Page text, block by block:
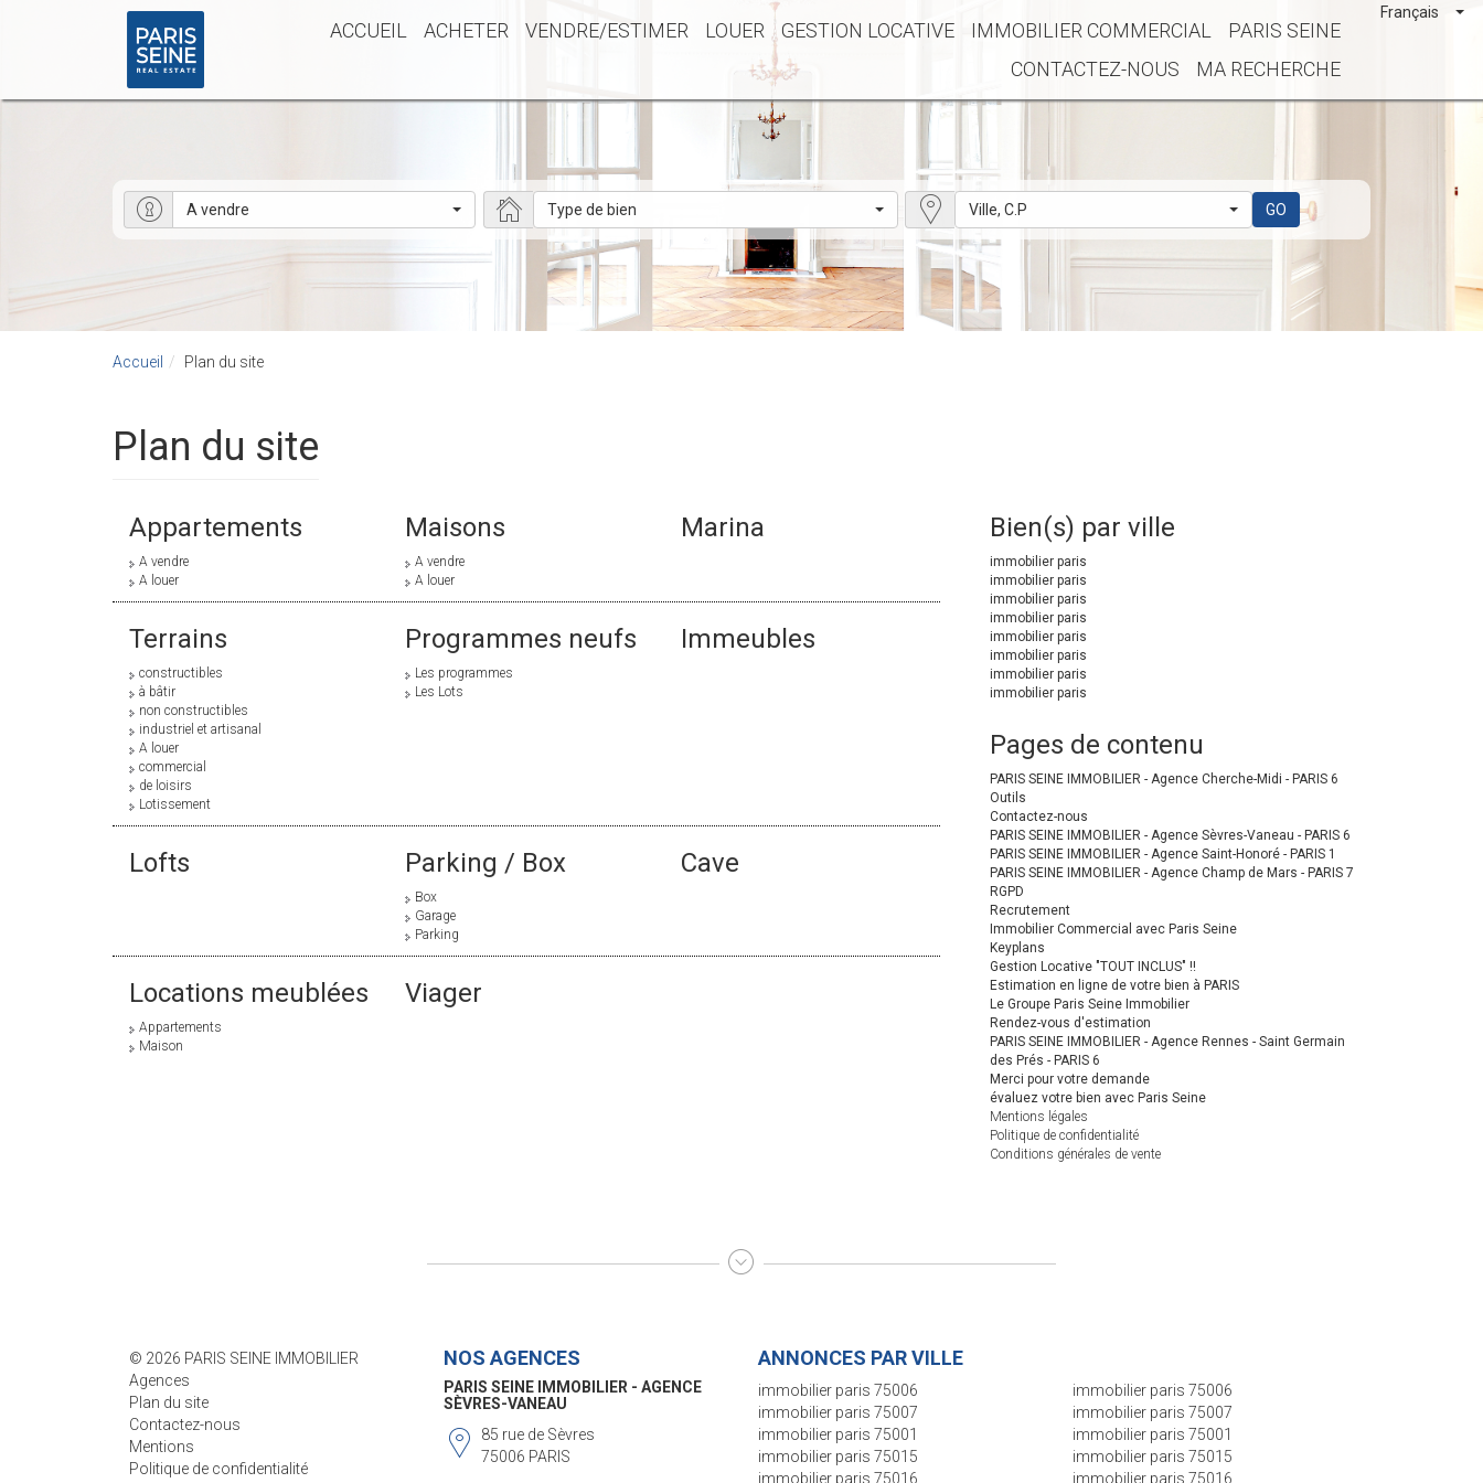
ACCUEIL ACHETER VENDRE/ESTIMER LOUER GESTION LOCATIVE IMMOBILIER COMMERCIAL
PARIS SEINE
CONTACTEZ-NOUS
MA RECHERCHE
Français
A vendre Type de bien Ville, C.P GO
Accueil Plan du site
Plan du site
Appartements
A vendre
A louer
Maisons
A vendre
A louer
Marina
Terrains
constructibles
à bâtir
non constructibles
industriel et artisanal
A louer
commercial
de loisirs
Lotissement
Programmes neufs
Les programmes
Les Lots
Immeubles
Lofts Parking / Box
Box
Garage
Parking
Cave
Locations meublées
Appartements
Maison
Viager
Bien(s) par ville
immobilier paris
immobilier paris
immobilier paris
immobilier paris
immobilier paris
immobilier paris
immobilier paris
immobilier paris
Pages de contenu
PARIS SEINE IMMOBILIER - Agence Cherche-Midi - PARIS 6
Outils
Contactez-nous
PARIS SEINE IMMOBILIER - Agence Sèvres-Vaneau - PARIS 6
PARIS SEINE IMMOBILIER - Agence Saint-Honoré - PARIS 1
PARIS SEINE IMMOBILIER - Agence Champ de Mars - PARIS 7
RGPD
Recrutement
Immobilier Commercial avec Paris Seine
Keyplans
Gestion Locative "TOUT INCLUS" !!
Estimation en ligne de votre bien à PARIS
Le Groupe Paris Seine Immobilier
Rendez-vous d'estimation
PARIS SEINE IMMOBILIER - Agence Rennes - Saint Germain
des Prés - PARIS 6
Merci pour votre demande
évaluez votre bien avec Paris Seine
Mentions légales
Politique de confidentialité
Conditions générales de vente
© 2026 PARIS SEINE IMMOBILIER
Agences
Plan du site
Contactez-nous
Mentions
Politique de confidentialité
NOS AGENCES
PARIS SEINE IMMOBILIER - AGENCE
SÈVRES-VANEAU
85 rue de Sèvres
75006 PARIS
ANNONCES PAR VILLE
immobilier paris 75006
immobilier paris 75007
immobilier paris 75001
immobilier paris 75015
immobilier paris 75016
immobilier paris 75006
immobilier paris 75007
immobilier paris 75001
immobilier paris 75015
immobilier paris 75016